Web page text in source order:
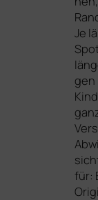
Je
gen
für: